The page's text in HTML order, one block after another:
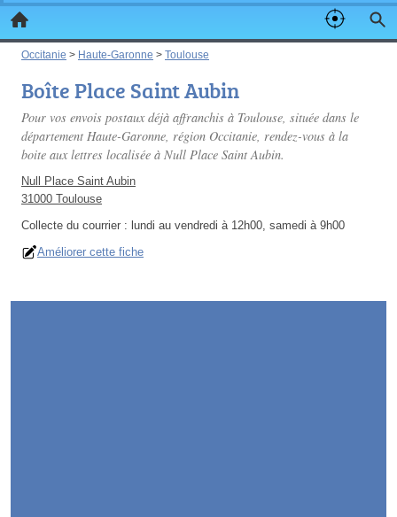
Occitanie > Haute-Garonne > Toulouse
Boîte Place Saint Aubin
Pour vos envois postaux déjà affranchis à Toulouse, située dans le
département Haute-Garonne, région Occitanie, rendez-vous à la
boite aux lettres localisée à Null Place Saint Aubin.
Null Place Saint Aubin
31000 Toulouse
Collecte du courrier : lundi au vendredi à 12h00, samedi à 9h00
Améliorer cette fiche